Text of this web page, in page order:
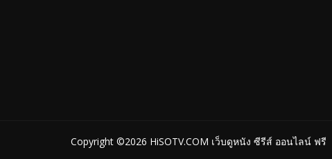
Copyright ©2026 HiSOTV.COM เว็บดูหนัง ซีรีส์ ออนไลน์ ฟรี